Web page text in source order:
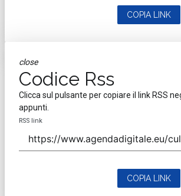
COPIA LINK
close
Codice Rss
Clicca sul pulsante per copiare il link RSS
appunti.
RSS link
COPIA LINK